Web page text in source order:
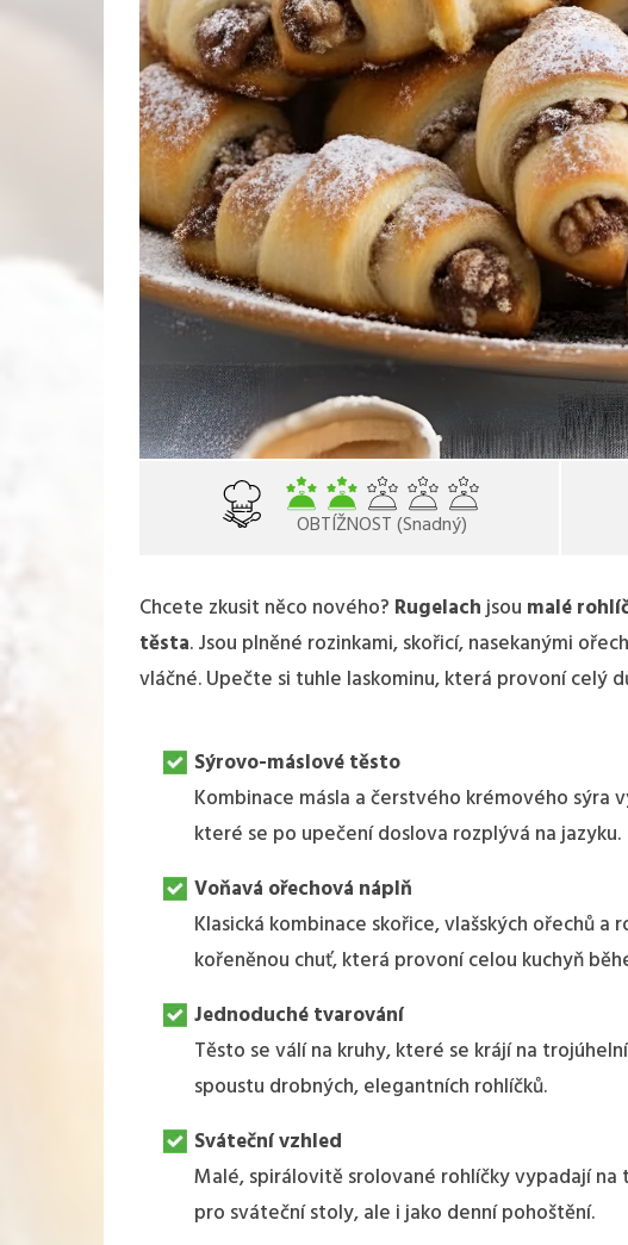
OBTÍŽNOST (Snadný)
Chcete zkusit něco nového? Rugelachjsou malé
těsta. Jsou plněné rozinkami, skořicí, nasekanými
vláčné. Upečte si tuhle laskominu, která provoní celý
Sýrovo-máslové těsto
Kombinace másla a čerstvého krémového
které se po upečení doslova rozplývá na jazyku.
Voňavá ořechová náplň
Klasická kombinace skořice, vlašských ořechů a
kořeněnou chuť, která provoní celou kuchyň
Jednoduché tvarování
Těsto se válí na kruhy, které se krájí na
spoustu drobných, elegantních rohlíčků.
Sváteční vzhled
Malé, spirálovitě srolované rohlíčky vypadají
pro sváteční stoly, ale i jako denní pohoštění.